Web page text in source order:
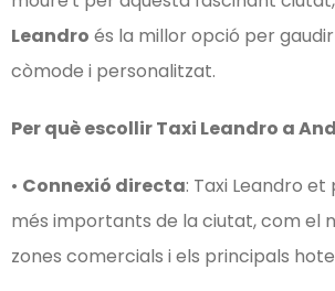
Leandro és la millor opció per
còmode i personalitzat.
Per què escollir Taxi Leandro a
• Connexió directa: Taxi Leandro
més importants de la ciutat, com el
zones comercials i els principals